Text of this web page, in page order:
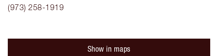
(973) 258-1919
Show in maps